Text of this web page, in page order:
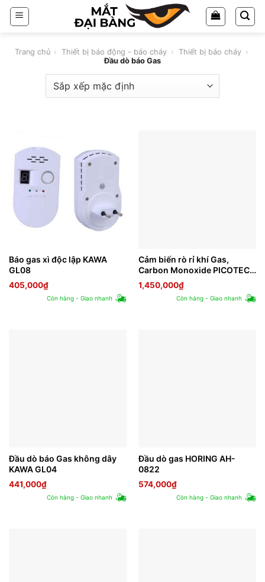
Chuyển
đến
dungTrang chủ › Thiết bị báo động - báo cháy › Thiết bị báo cháy ›
Đầu dò báo Gas
Báo gas xì độc lập KAWA
GL08
405,000₫
Còn hàng - Giao nhanh
Cảm biến rò rỉ khí Gas,
Carbon Monoxide PICOTECH
PCA-712DS-AB
1,450,000₫
Còn hàng - Giao nhanh
Đầu dò báo Gas không dây
KAWA GL04
441,000₫
Còn hàng - Giao nhanh
Đầu dò gas HORING AH-
0822
574,000₫
Còn hàng - Giao nhanh